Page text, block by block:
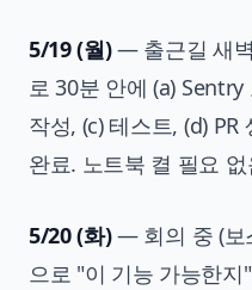
5/19 (월)— 출근길 새
로 30분 안에 (a)
작성, (c) 테스트, (d) PR
완료. 노트북 켤 필요 없
5/20 (화)— 회의 중 (보
으로 "이 기능 가능한